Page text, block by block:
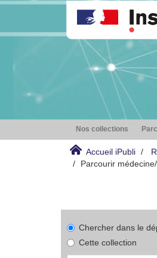
Nos collections
Accueil iPubli
Parcourir
Chercher dans le
Cette collection